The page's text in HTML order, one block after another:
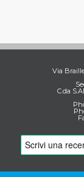
Via
C.da